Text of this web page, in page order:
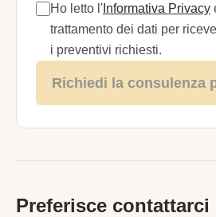
Ho letto l' Informativa Privacy
trattamento dei dati per
i preventivi richiesti.
Richiedi la consulenza
Preferisce